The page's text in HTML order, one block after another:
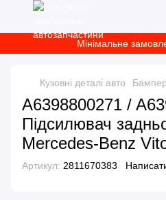
Мінімальне
Кузовні деталі авто Бампер
A6398800271 /
Підсилювач
Mercedes-Benz
Артикул: 2811670383